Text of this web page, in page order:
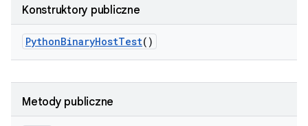
Konstruktory publiczne
PythonBinaryHostTest()
Metody publiczne